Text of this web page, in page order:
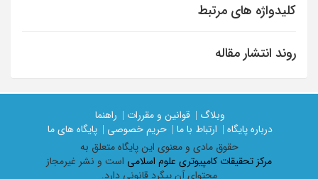
کلیدواژه های مرتبط
روند انتشار مقاله
وبلاگ | قوانین و مقررات |
راهنما
درباره پایگاه |
ارتباط با ما | حریم خصوصی |
پایگاه های ما
حقوق مادی و معنوی اين پايگاه متعلق به
مرکز تحقیقات کامپیوتری علوم اسلامی است و نشر غیرمجاز
محتوای آن پیگرد قانونی دارد.